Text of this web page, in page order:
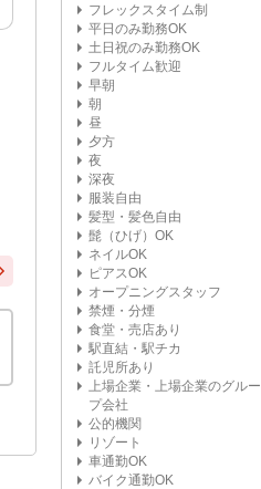
フレックスタイム制
平日のみ勤務OK
土日祝のみ勤務OK
フルタイム歓迎
早朝
朝
昼
夕方
夜
深夜
服装自由
髪型・髪色自由
髭（ひげ）OK
ネイルOK
ピアスOK
オープニングスタッフ
禁煙・分煙
食堂・売店あり
駅直結・駅チカ
託児所あり
上場企業・上場企業のグルー
プ会社
公的機関
リゾート
車通勤OK
バイク通勤OK